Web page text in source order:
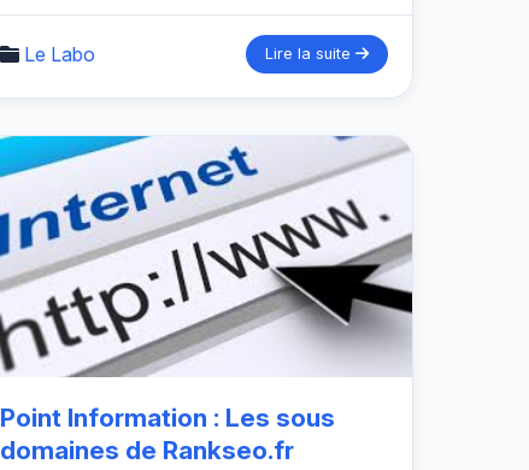
Le Labo Lire la suite
Point Information : Les sous
domaines de Rankseo.fr